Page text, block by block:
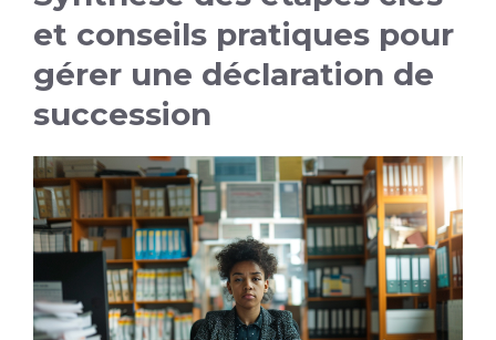
et conseils pratiques pour
gérer une déclaration de
succession